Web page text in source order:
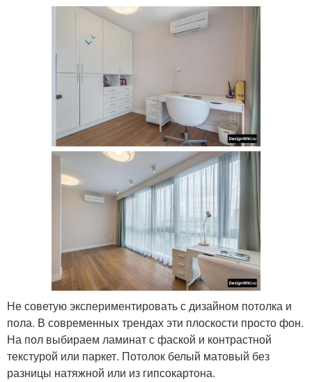
Не советую экспериментировать с дизайном потолка и
пола. В современных трендах эти плоскости просто фон.
На пол выбираем ламинат с фаской и контрастной
текстурой или паркет. Потолок белый матовый без
разницы натяжной или из гипсокартона.